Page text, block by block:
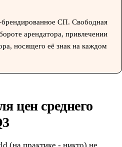
брендированное СП. Свободная
арендатора, привлечении
носящего её знак на каждом
цен среднего